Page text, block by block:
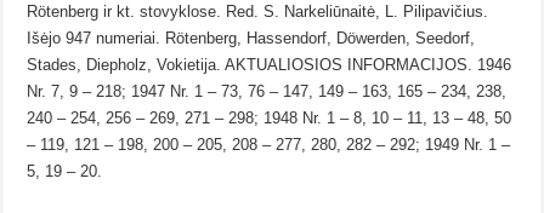
Rötenberg ir kt. stovyklose. Red. S. Narkeliūnaitė, L. Pilipavičius.
Išėjo 947 numeriai. Rötenberg, Hassendorf, Döwerden, Seedorf,
Stades, Diepholz, Vokietija. AKTUALIOSIOS INFORMACIJOS. 1946
Nr. 7, 9 – 218; 1947 Nr. 1 – 73, 76 – 147, 149 – 163, 165 – 234, 238,
240 – 254, 256 – 269, 271 – 298; 1948 Nr. 1 – 8, 10 – 11, 13 – 48, 50
– 119, 121 – 198, 200 – 205, 208 – 277, 280, 282 – 292; 1949 Nr. 1 –
5, 19 – 20.